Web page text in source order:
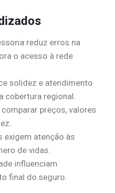
reduz erros na
o acesso à rede
solidez e atendimento
cobertura regional.
preços, valores
exigem atenção às
de vidas.
influenciam
final do seguro.